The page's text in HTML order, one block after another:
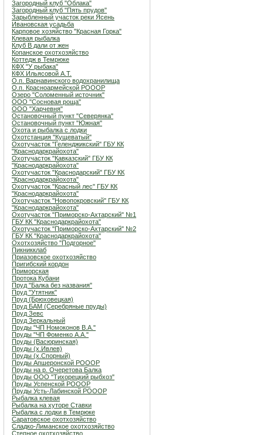
Загородный клуб "Облака"
Загородный клуб "Пять прудов"
Зарыбленный участок реки Ясень
Ивановская усадьба
Карповое хозяйство "Красная Горка"
Клевая рыбалка
Клуб В дали от жен
Копанское охотхозяйство
Коттедж в Темрюке
КФХ "У рыбака"
КФХ Ильясовой А.Т.
О.п. Варнавинского водохранилища
О.п. Красноармейской РОООР
Озеро "Соломенный источник"
ООО "Сосновая роща"
ООО "Харчевня"
Остановочный пункт "Северянка"
Остановочный пункт "Южная"
Охота и рыбалка с лодки
Охотстанция "Кущеватый"
Охотучасток "Геленджикский" ГБУ КК
"Краснодаркрайохота"
Охотучасток "Кавказский" ГБУ КК
"Краснодаркрайохота"
Охотучасток "Краснодарский" ГБУ КК
"Краснодаркрайохота"
Охотучасток "Красный лес" ГБУ КК
"Краснодаркрайохота"
Охотучасток "Новопокровский" ГБУ КК
"Краснодаркрайохота"
Охотучасток "Приморско-Ахтарский" №1
ГБУ КК "Краснодаркрайохота"
Охотучасток "Приморско-Ахтарский" №2
ГБУ КК "Краснодаркрайохота"
Охотхозяйство "Подгорное"
Пикникклаб
Приазовское охотхозяйство
Пригибский кордон
Приморская
Протока Кубани
Пруд "Балка без названия"
Пруд "Утятник"
Пруд (Брюховецкая)
Пруд БАМ (Серебряные пруды)
Пруд Зевс
Пруд Зеркальный
Пруды "ЧП Номоконов В.А."
Пруды "ЧП Фоменко А.А."
Пруды (Васюринская)
Пруды (х.Ивлев)
Пруды (х.Спорный)
Пруды Апшеронской РОООР
Пруды на р. Очеретова Балка
Пруды ООО "Тихорецкий рыбхоз"
Пруды Успенской РОООР
Пруды Усть-Лабинской РОООР
Рыбалка клевая
Рыбалка на хуторе Ставки
Рыбалка с лодки в Темрюке
Саратовское охотхозяйство
Сладко-Лиманское охотхозяйство
Степное охотхозяйство